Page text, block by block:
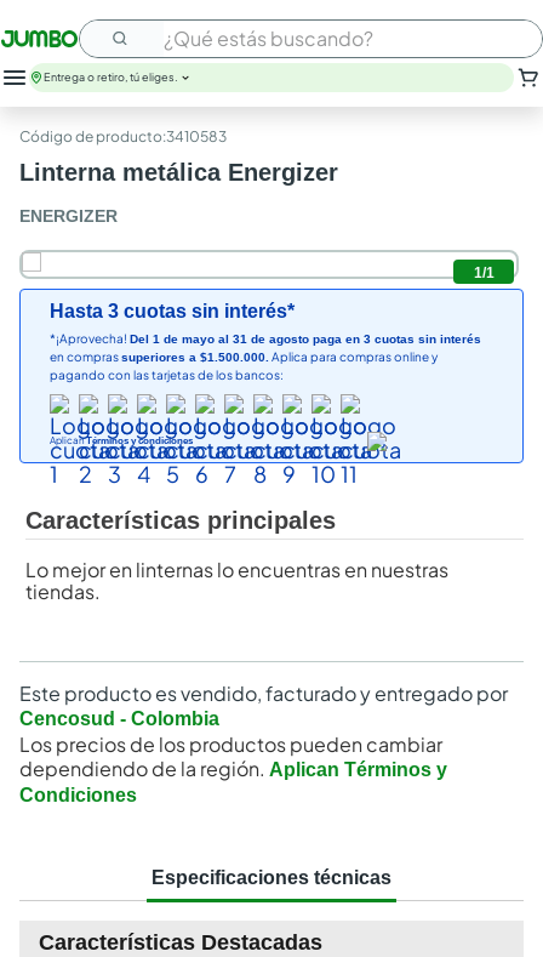
¿Qué estás buscando?
Entrega o retiro, tú eliges.
:3410583
Linterna metálica Energizer
ENERGIZER
1/1
Hasta 3 cuotas sin interés*
*¡Aprovecha! Del 1 de mayo al 31 de agosto paga en 3 cuotas sin interés
en comprassuperiores a $1.500.000. Aplica para compras online y
pagando con las tarjetas de los bancos:
AplicanTérminos y condiciones
Características principales
Lo mejor en linternas lo encuentras en nuestras
tiendas.
Este producto es vendido, facturado y entregado por
Cencosud - Colombia
Los precios de los productos pueden cambiar
dependiendo de la región. Aplican Términos y
Condiciones
Especificaciones técnicas
Características Destacadas